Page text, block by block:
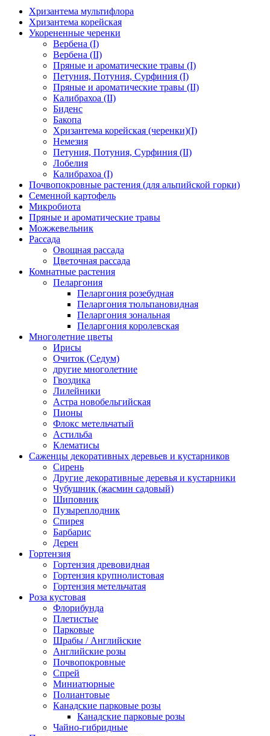
Хризантема мультифлора
Хризантема корейская
Укорененные черенки
Вербена (I)
Вербена (II)
Пряные и ароматические травы (I)
Петуния, Потуния, Сурфиния (I)
Пряные и ароматические травы (II)
Калибрахоа (II)
Биденс
Бакопа
Хризантема корейская (черенки)(I)
Немезия
Петуния, Потуния, Сурфиния (II)
Лобелия
Калибрахоа (I)
Почвопокровные растения (для альпийской горки)
Семенной картофель
Микробиота
Пряные и ароматические травы
Можжевельник
Рассада
Овощная рассада
Цветочная рассада
Комнатные растения
Пеларгония
Пеларгония розебудная
Пеларгония тюльпановидная
Пеларгония зональная
Пеларгония королевская
Многолетние цветы
Ирисы
Очиток (Седум)
другие многолетние
Гвоздика
Лилейники
Астра новобельгийская
Пионы
Флокс метельчатый
Астильба
Клематисы
Саженцы декоративных деревьев и кустарников
Сирень
Другие декоративные деревья и кустарники
Чубушник (жасмин садовый)
Шиповник
Пузыреплодник
Спирея
Барбарис
Дерен
Гортензия
Гортензия древовидная
Гортензия крупнолистовая
Гортензия метельчатая
Роза кустовая
Флорибунда
Плетистые
Парковые
Шрабы / Английские
Английские розы
Почвопокровные
Спрей
Миниатюрные
Полиантовые
Канадские парковые розы
Канадские парковые розы
Чайно-гибридные